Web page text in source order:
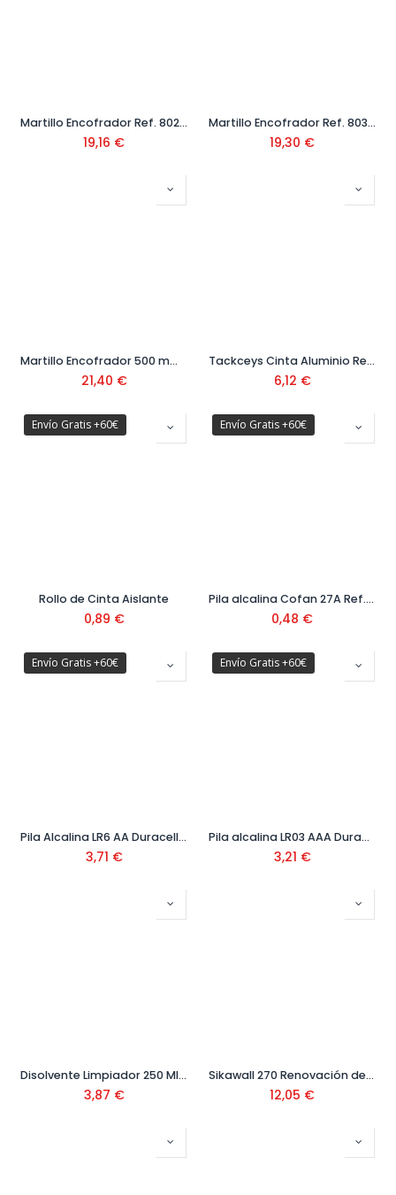
Martillo Encofrador Ref. 8028-600 MPFV
19,16 €
Martillo Encofrador Ref. 8030 CIMT
19,30 €
Martillo Encofrador 500 mm Ref. 82986
21,40 €
Tackceys Cinta Aluminio Ref. 507616
6,12 €
Envío Gratis +60€
Rollo de Cinta Aislante
0,89 €
Envío Gratis +60€
Pila alcalina Cofan 27A Ref. 50002008
0,48 €
Envío Gratis +60€
Pila Alcalina LR6 AA Duracell (4 ud) Ref. 009000112
3,71 €
Envío Gratis +60€
Pila alcalina LR03 AAA Duracell (4 ud) Ref. 009000111
3,21 €
Disolvente Limpiador 250 Ml Ref. 900001
3,87 €
Sikawall 270 Renovación de Paramentos Interiores 15 Kg
12,05 €